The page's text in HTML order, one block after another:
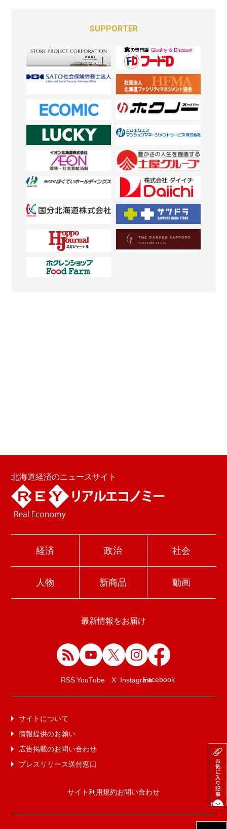
SUPPORTER
北海道経済のニュースサイト
経済 政治 社会
人物 新商品 動画
最新情報をお届け
RSSYouTube X InstagramFacebook
サイトについて
情報提供のお願い
広告掲載のお問い合わせ
プレスリリース送付窓口
サイト利用規約お問い合わせ